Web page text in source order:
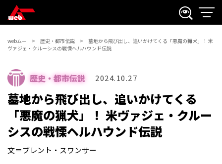
webムー 歴史・都市伝説
墓地から飛び出し、追いかけてくる「悪魔の猟犬」！ 米
ヴァジェ・クルーシスの戦慄ヘルハウンド伝説
歴史・都市伝説 2024.10.27
墓地から飛び出し、追いかけてくる
「悪魔の猟犬」！ 米ヴァジェ・クルー
シスの戦慄ヘルハウンド伝説
文＝ブレント・スワンサー